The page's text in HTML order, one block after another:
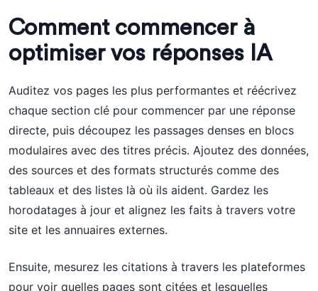
Comment commencer à
optimiser vos réponses IA
Auditez vos pages les plus performantes et réécrivez
chaque section clé pour commencer par une réponse
directe, puis découpez les passages denses en blocs
modulaires avec des titres précis. Ajoutez des données,
des sources et des formats structurés comme des
tableaux et des listes là où ils aident. Gardez les
horodatages à jour et alignez les faits à travers votre
site et les annuaires externes.
Ensuite, mesurez les citations à travers les plateformes
pour voir quelles pages sont citées et lesquelles